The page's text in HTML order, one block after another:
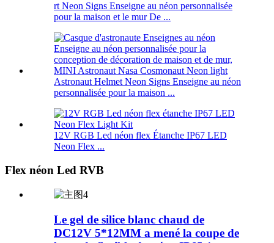
rt Neon Signs Enseigne au néon personnalisée
pour la maison et le mur De ...
Astronaut Helmet Neon Signs Enseigne au néon
personnalisée pour la maison ...
12V RGB Led néon flex Étanche IP67 LED
Neon Flex ...
Flex néon Led RVB
Le gel de silice blanc chaud de
DC12V 5*12MM a mené la coupe de